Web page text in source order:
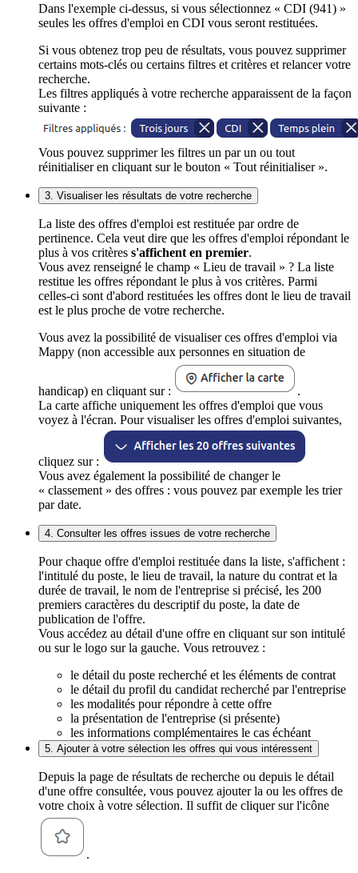
Dans l'exemple ci-dessus, si vous sélectionnez « CDI (941) »
seules les offres d'emploi en CDI vous seront restituées.
Si vous obtenez trop peu de résultats, vous pouvez supprimer
certains mots-clés ou certains filtres et critères et relancer votre
recherche.
Les filtres appliqués à votre recherche apparaissent de la façon
suivante :
Vous pouvez supprimer les filtres un par un ou tout
réinitialiser en cliquant sur le bouton « Tout réinitialiser ».
3. Visualiser les résultats de votre recherche
La liste des offres d'emploi est restituée par ordre de
pertinence. Cela veut dire que les offres d'emploi répondant le
plus à vos critères s'affichent en premier.
Vous avez renseigné le champ « Lieu de travail » ? La liste
restitue les offres répondant le plus à vos critères. Parmi
celles-ci sont d'abord restituées les offres dont le lieu de travail
est le plus proche de votre recherche.
Vous avez la possibilité de visualiser ces offres d'emploi via
Mappy (non accessible aux personnes en situation de
handicap) en cliquant sur :
.
La carte affiche uniquement les offres d'emploi que vous
voyez à l'écran. Pour visualiser les offres d'emploi suivantes,
cliquez sur :
Vous avez également la possibilité de changer le
« classement » des offres : vous pouvez par exemple les trier
par date.
4. Consulter les offres issues de votre recherche
Pour chaque offre d'emploi restituée dans la liste, s'affichent :
l'intitulé du poste, le lieu de travail, la nature du contrat et la
durée de travail, le nom de l'entreprise si précisé, les 200
premiers caractères du descriptif du poste, la date de
publication de l'offre.
Vous accédez au détail d'une offre en cliquant sur son intitulé
ou sur le logo sur la gauche. Vous retrouvez :
le détail du poste recherché et les éléments de contrat
le détail du profil du candidat recherché par l'entreprise
les modalités pour répondre à cette offre
la présentation de l'entreprise (si présente)
les informations complémentaires le cas échéant
5. Ajouter à votre sélection les offres qui vous intéressent
Depuis la page de résultats de recherche ou depuis le détail
d'une offre consultée, vous pouvez ajouter la ou les offres de
votre choix à votre sélection. Il suffit de cliquer sur l'icône
.